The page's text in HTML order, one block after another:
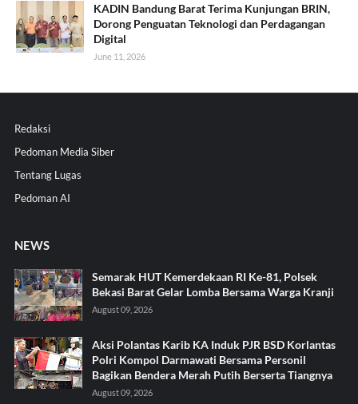
KADIN Bandung Barat Terima Kunjungan BRIN,
Dorong Penguatan Teknologi dan Perdagangan
Digital
June 11, 2026
Redaksi
Pedoman Media Siber
Tentang Lugas
Pedoman AI
NEWS
Semarak HUT Kemerdekaan RI Ke-81, Polsek
Bekasi Barat Gelar Lomba Bersama Warga Kranji
August 09, 2026
Aksi Polantas Karib KA Induk PJR BSD Korlantas
Polri Kompol Darmawati Bersama Personil
Bagikan Bendera Merah Putih Berserta Tiangnya
August 09, 2026